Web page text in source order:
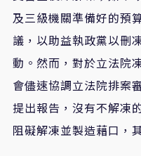
及三級機關準備好的預
議，以助益執政黨以刪
動。然而，對於立法院
會儘速協調立法院排案
提出報告，沒有不解凍
阻礙解凍並製造藉口，